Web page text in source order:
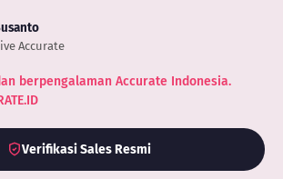
Accurate
berpengalaman Accurate Indonesia.
Verifikasi Sales Resmi